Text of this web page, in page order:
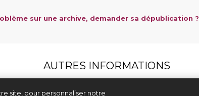
sur une archive, demander sa dépublication ?
AUTRES INFORMATIONS
site, pour personnaliser notre